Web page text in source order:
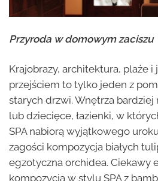
Przyroda w domowym zaciszu
Krajobrazy, architektura, plaże
przejściem to tylko jeden z
starych drzwi. Wnętrza
lub dziecięce, łazienki, w
SPA nabiorą wyjątkowego
zagości kompozycja białych
egzotyczna orchidea. Ciekawy
kompozycja w stylu SPA z